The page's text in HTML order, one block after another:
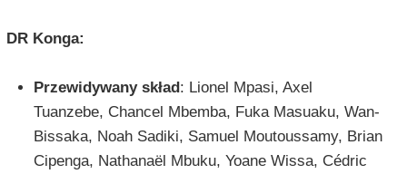
DR Konga:
Przewidywany skład : Lionel Mpasi, Axel
Tuanzebe, Chancel Mbemba, Fuka Masuaku, Wan-
Bissaka, Noah Sadiki, Samuel Moutoussamy, Brian
Cipenga, Nathanaël Mbuku, Yoane Wissa, Cédric